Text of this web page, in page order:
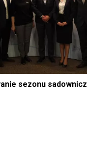
sezonu